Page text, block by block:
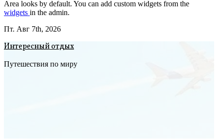
Area looks by default. You can add custom widgets from the
widgets in the admin.
Пт. Авг 7th, 2026
Интересный отдых
Путешествия по миру